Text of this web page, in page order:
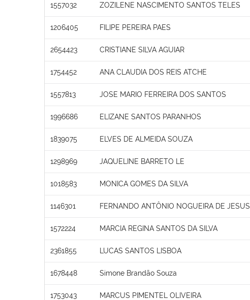
1557032 ZOZILENE NASCIMENTO SANTOS TELES
1206405 FILIPE PEREIRA PAES
2654423 CRISTIANE SILVA AGUIAR
1754452 ANA CLAUDIA DOS REIS ATCHE
1557813 JOSE MARIO FERREIRA DOS SANTOS
1996686 ELIZANE SANTOS PARANHOS
1839075 ELVES DE ALMEIDA SOUZA
1298969 JAQUELINE BARRETO LE
1018583 MONICA GOMES DA SILVA
1146301 FERNANDO ANTÔNIO NOGUEIRA DE JESUS
1572224 MARCIA REGINA SANTOS DA SILVA
2361855 LUCAS SANTOS LISBOA
1678448 Simone Brandão Souza
1753043 MARCUS PIMENTEL OLIVEIRA